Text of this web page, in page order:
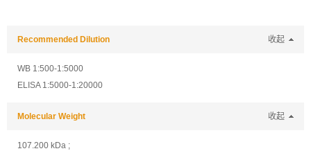
Recommended Dilution 收起
WB 1:500-1:5000
ELISA 1:5000-1:20000
Molecular Weight 收起
107.200 kDa ;